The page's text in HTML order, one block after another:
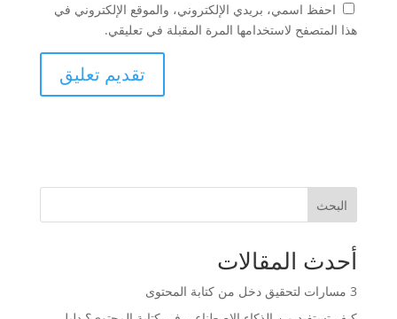
احفظ اسمي، بريدي الإلكتروني، والموقع الإلكتروني في
هذا المتصفح لاستخدامها المرة المقبلة في تعليقي.
البحث
أحدث المقالات
3 مسارات لتحقيق دخل من كتابة المحتوى